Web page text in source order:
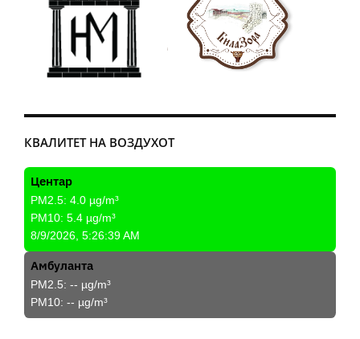
КВАЛИТЕТ НА ВОЗДУХОТ
Центар
PM2.5: 4.0 µg/m³
PM10: 5.4 µg/m³
8/9/2026, 5:26:39 AM
Амбуланта
PM2.5: -- µg/m³
PM10: -- µg/m³